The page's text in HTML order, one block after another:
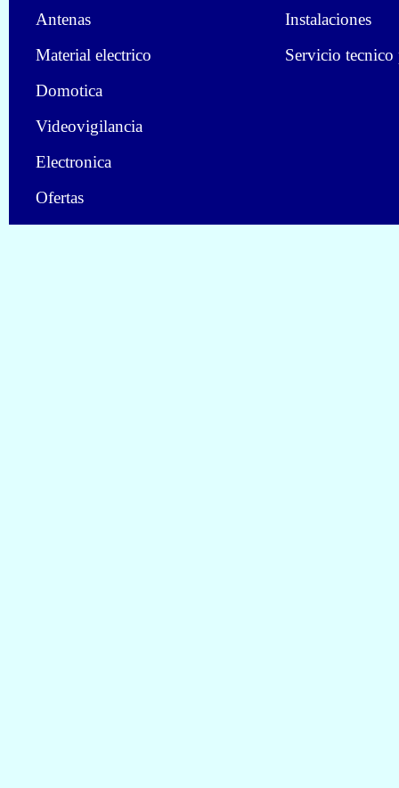
Antenas
Material electrico
Domotica
Videovigilancia
Electronica
Ofertas
Instalaciones
Servicio